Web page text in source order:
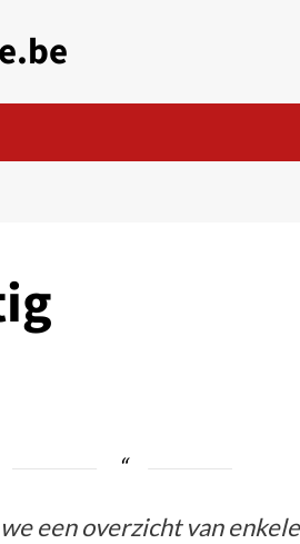
een overzicht van